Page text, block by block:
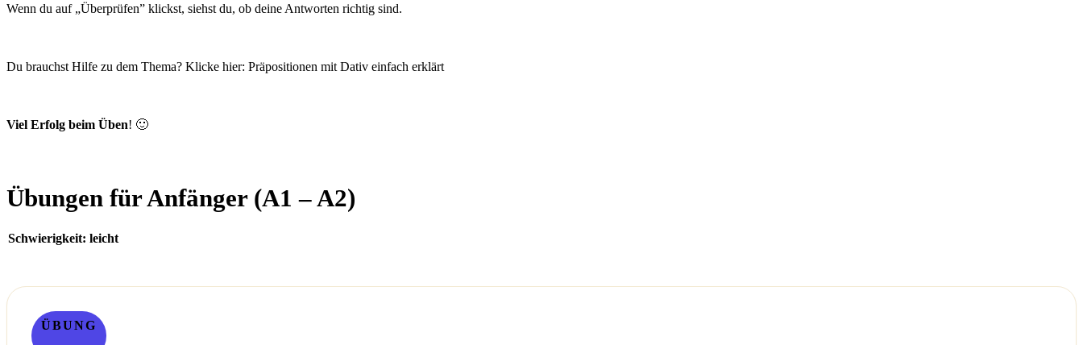
Wenn du auf „Überprüfen” klickst, siehst du, ob deine Antworten richtig sind.
Du brauchst Hilfe zu dem Thema? Klicke hier: Präpositionen mit Dativ einfach erklärt
Viel Erfolg beim Üben! 🙂
Übungen für Anfänger (A1 – A2)
Schwierigkeit: leicht
ÜBUNG